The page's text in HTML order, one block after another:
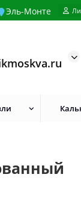
Эль-Монте